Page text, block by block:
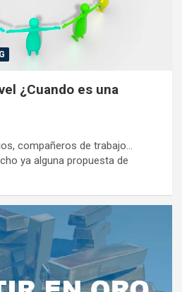
¿Cuando es una
compañeros de trabajo…
ya alguna propuesta de